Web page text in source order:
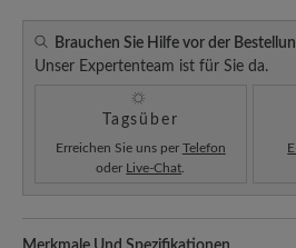
Brauchen Sie Hilfe vor der
Unser Expertenteam ist für Sie da.
Tagsüber
Erreichen Sie uns per Telefon
oder Live-Chat